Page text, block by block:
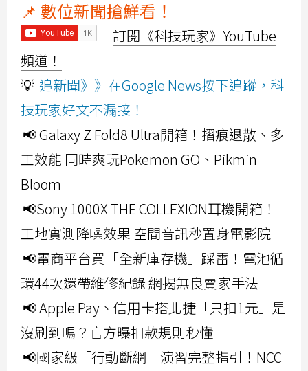
📌 數位新聞搶鮮看！
訂閱《科技玩家》YouTube
頻道！
💡 追新聞》》在Google News按下追蹤，科
技玩家好文不漏接！
📢 Galaxy Z Fold8 Ultra開箱！摺痕退散、多
工效能 同時爽玩Pokemon GO、Pikmin
Bloom
📢Sony 1000X THE COLLEXION耳機開箱！
工地實測降噪效果 空間音訊秒置身電影院
📢電商平台買「全新庫存機」踩雷！電池循
環44次還帶維修紀錄 網揭無良賣家手法
📢 Apple Pay、信用卡搭北捷「只扣1元」是
沒刷到嗎？官方曝扣款規則秒懂
📢國家級「行動斷網」演習完整指引！NCC